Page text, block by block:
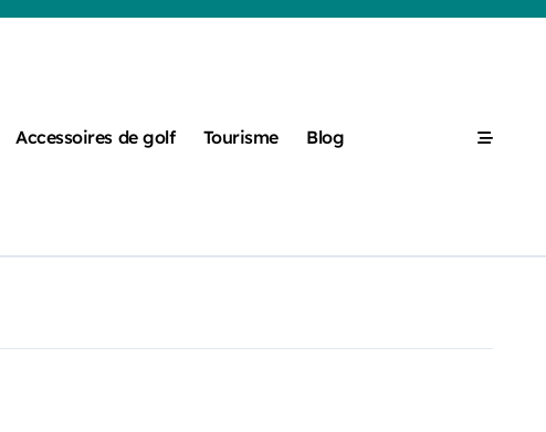
Accessoires de golf Tourisme Blog